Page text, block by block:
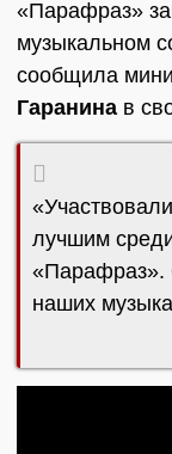
«Парафраз»
музыкальном
сообщила
Гаранина в
лучшим
«Парафраз».
наших